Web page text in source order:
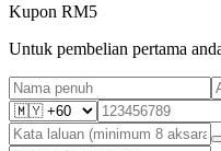
Kupon RM5
Untuk pembelian pertama